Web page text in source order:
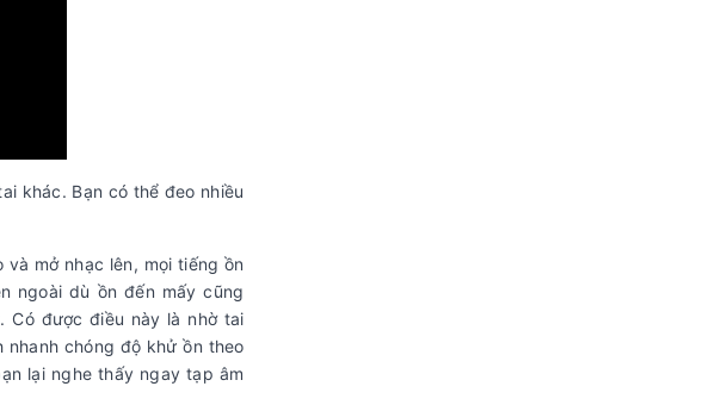
khác. Bạn có thể đeo nhiều
mở nhạc lên, mọi tiếng ồn
ngoài dù ồn đến mấy cũng
Có được điều này là nhờ tai
nhanh chóng độ khử ồn theo
lại nghe thấy ngay tạp âm